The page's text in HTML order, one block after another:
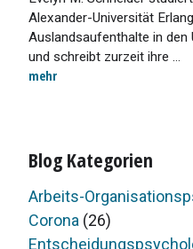
Alexander-Universität
Auslandsaufenthalte in den
und schreibt zurzeit ihre ...
mehr
Blog Kategorien
Arbeits-
Corona (26)